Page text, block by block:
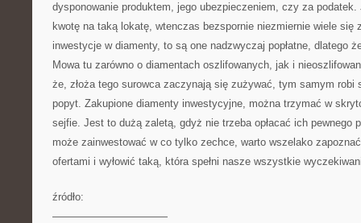
dysponowanie produktem, jego ubezpieczeniem, czy za
kwotę na taką lokatę, wtenczas bezspornie niezmiernie wiele się
inwestycje w diamenty, to są one nadzwyczaj popłatne, dlatego
Mowa tu zarówno o diamentach oszlifowanych, jak i
że, złoża tego surowca zaczynają się zużywać, tym samym robi
popyt. Zakupione diamenty inwestycyjne, można trzymać w
sejfie. Jest to dużą zaletą, gdyż nie trzeba opłacać ich pewnego
może zainwestować w co tylko zechce, warto wszelako
ofertami i wyłowić taką, która spełni nasze wszystkie
źródło:
———————————